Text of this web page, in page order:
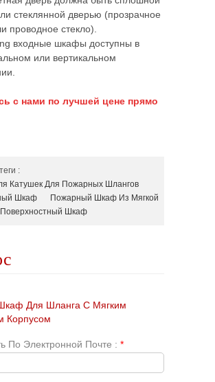
стеклянной дверью (прозрачное
проводное стекло).
входные шкафы доступны в
или вертикальном
с нами по лучшей цене прямо
:
Катушек Для Пожарных Шлангов
Шкаф
Пожарный Шкаф Из Мягкой
Поверхностный Шкаф
Для Шланга С Мягким
Корпусом
По Электронной Почте : *